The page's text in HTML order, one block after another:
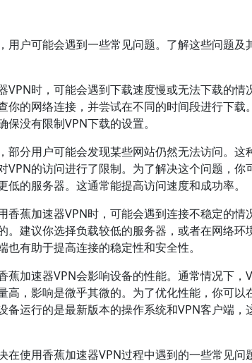
用户可能会遇到一些常见问题。了解这些问题及
VPN时，可能会遇到下载速度慢或无法下载的情
你的网络连接，并尝试在不同的时间段进行下载
没有限制VPN下载的设置。
部分用户可能会发现某些网站仍然无法访问。
VPN的访问进行了限制。为了解决这个问题，你
的服务器。这通常能提高访问速度和成功率。
香蕉加速器VPN时，可能会遇到连接不稳定的情
。建议你选择负载较低的服务器，或者在网络环
有助于提高连接的稳定性和安全性。
蕉加速器VPN会影响设备的性能。通常情况下，
高，影响是微乎其微的。为了优化性能，你可以
备运行的是最新版本的操作系统和VPN客户端，
在使用香蕉加速器VPN过程中遇到的一些常见